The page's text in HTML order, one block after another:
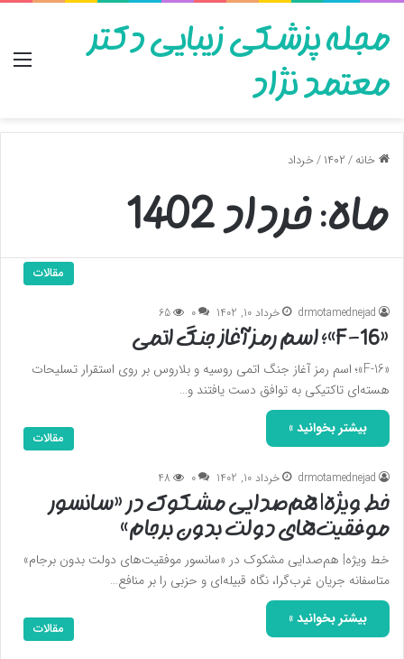
مجله پزشکی زیبایی دکتر
معتمد نژاد
خانه/۱۴۰۲/خرداد
ماه:خرداد 1402
مقالات
drmotamednejad خرداد 10, 1402 0
65
«F-16»؛ اسم رمز آغاز جنگ اتمی
«F-16»؛ اسم رمز آغاز جنگ اتمی روسیه و بلاروس بر روی استقرار تسلیحات
هسته‌ای تاکتیکی به توافق دست یافتند و…
بیشتر بخوانید »
مقالات
drmotamednejad خرداد 10, 1402 0
48
خط ویژه| هم‌صدایی مشکوک در «سانسور
موفقیت‌های دولت بدون برجام»
خط ویژه| هم‌صدایی مشکوک در «سانسور موفقیت‌های دولت بدون برجام»
متاسفانه جریان غرب‌گرا، نگاه قبیله‌ای و حزبی را بر منافع…
بیشتر بخوانید »
مقالات